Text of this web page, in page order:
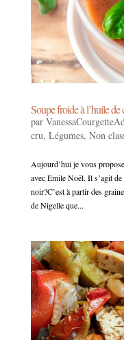
Soupe froide à l’huile
par
cru, Légumes, Non
Aujourd’hui je vous
avec Emile Noël. Il s’agit
noir?C’est à partir des
de Nigelle que...